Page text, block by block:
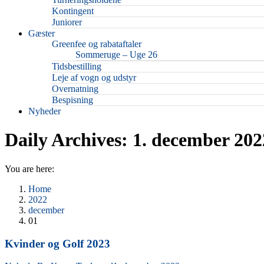
Kontingent
Juniorer
Gæster
Greenfee og rabataftaler
Sommeruge – Uge 26
Tidsbestilling
Leje af vogn og udstyr
Overnatning
Bespisning
Nyheder
Daily Archives: 1. december
You are here:
Home
2022
december
01
Kvinder og Golf 2023